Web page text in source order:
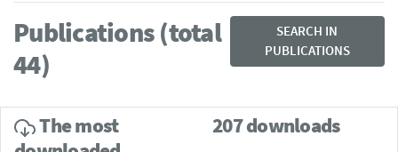
Publications (total
44)
SEARCH IN
PUBLICATIONS
The most
207 downloads